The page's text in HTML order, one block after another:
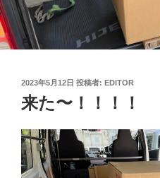
投
日:
2023年5月12日 投稿者: EDITOR
来た〜！！！！